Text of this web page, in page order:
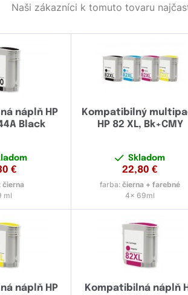
Naši zákazníci k tomuto tovaru
náplň HP
Black
€
čierna
ml
Kompatibilný
HP 82 XL, Bk+CMY
Skladom
22,80 €
farba:čierna + farebné
4x 69ml
náplň HP
Kompatibilná náplň